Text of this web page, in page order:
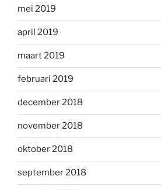
mei 2019
april 2019
maart 2019
februari 2019
december 2018
november 2018
oktober 2018
september 2018